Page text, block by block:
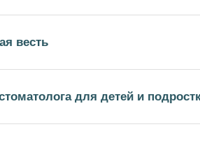
весть
для детей и